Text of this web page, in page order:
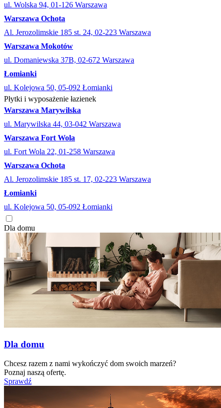
ul. Wolska 94, 01-126 Warszawa
Warszawa Ochota
Al. Jerozolimskie 185 st. 24, 02-223 Warszawa
Warszawa Mokotów
ul. Domaniewska 37B, 02-672 Warszawa
Łomianki
ul. Kolejowa 50, 05-092 Łomianki
Płytki i wyposażenie łazienek
Warszawa Marywilska
ul. Marywilska 44, 03-042 Warszawa
Warszawa Fort Wola
ul. Fort Wola 22, 01-258 Warszawa
Warszawa Ochota
Al. Jerozolimskie 185 st. 17, 02-223 Warszawa
Łomianki
ul. Kolejowa 50, 05-092 Łomianki
Dla domu
Dla domu
Chcesz razem z nami wykończyć dom swoich marzeń?
Poznaj naszą ofertę.
Sprawdź